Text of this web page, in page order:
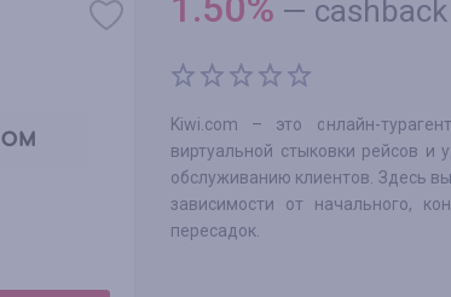
—
Kiwi.com – это онлайн-
виртуальной стыковки рейсов
обслуживанию клиентов. Здесь
зависимости от начального,
пересадок.